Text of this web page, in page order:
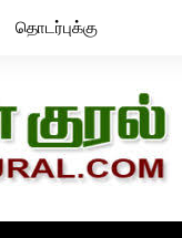
தொடர்புக்கு